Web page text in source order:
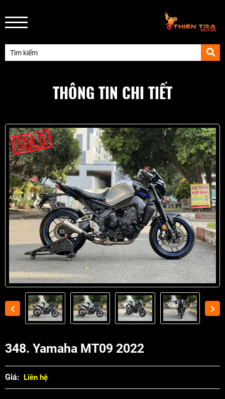
THÔNG TIN CHI TIẾT
348. Yamaha MT09 2022
Giá: Liên hệ